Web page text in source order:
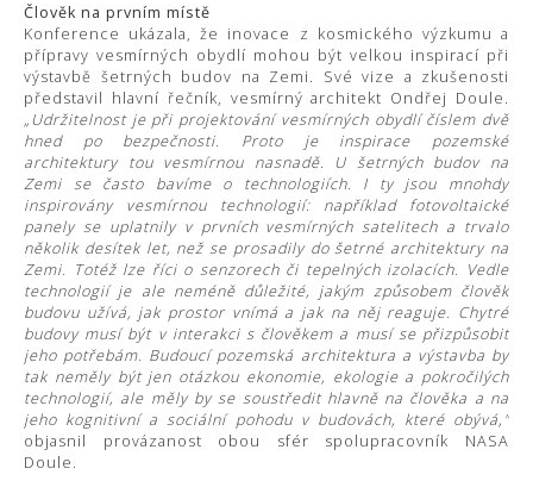
Člověk na prvním místě
Konference ukázala, že inovace z kosmického výzkumu a
přípravy vesmírných obydlí mohou být velkou inspirací při
výstavbě šetrných budov na Zemi. Své vize a zkušenosti
představil hlavní řečník, vesmírný architekt Ondřej Doule.
„Udržitelnost je při projektování vesmírných obydlí číslem dvě
hned po bezpečnosti. Proto je inspirace pozemské
architektury tou vesmírnou nasnadě. U šetrných budov na
Zemi se často bavíme o technologiích. I ty jsou mnohdy
inspirovány vesmírnou technologií: například fotovoltaické
panely se uplatnily v prvních vesmírných satelitech a trvalo
několik desítek let, než se prosadily do šetrné architektury na
Zemi. Totéž lze říci o senzorech či tepelných izolacích. Vedle
technologií je ale neméně důležité, jakým způsobem člověk
budovu užívá, jak prostor vnímá a jak na něj reaguje. Chytré
budovy musí být v interakci s člověkem a musí se přizpůsobit
jeho potřebám. Budoucí pozemská architektura a výstavba by
tak neměly být jen otázkou ekonomie, ekologie a pokročilých
technologií, ale měly by se soustředit hlavně na člověka a na
jeho kognitivní a sociální pohodu v budovách, které obývá,"
objasnil provázanost obou sfér spolupracovník NASA
Doule.